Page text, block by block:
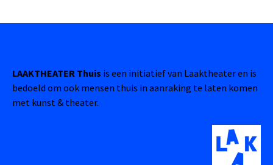
LAAKTHEATER Thuis is een initiatief van Laaktheater en is
bedoeld om ook mensen thuis in aanraking te laten komen
met kunst & theater.